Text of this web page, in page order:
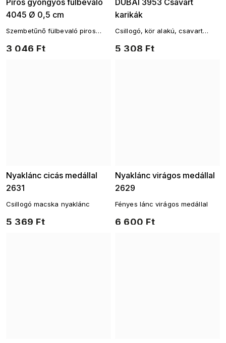
Piros gyöngyös fülbevaló
4045 Ø 0,5 cm
3 046 Ft
Szembetűnő fülbevaló piros
DUBAI 3953 Csavart
karikák
5 308 Ft
Csillogó, kör alakú, csavart
Nyaklánc cicás medállal
2631
5 369 Ft
Csillogó macska nyaklánc
Nyaklánc virágos medállal
2629
6 600 Ft
Fényes lánc virágos medállal